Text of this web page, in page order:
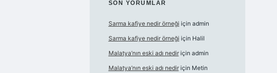
SON YORUMLAR
Sarma kafiye nedir örneği için admin
Sarma kafiye nedir örneği için Halil
Malatya’nın eski adı nediriçin admin
Malatya’nın eski adı nediriçin Metin